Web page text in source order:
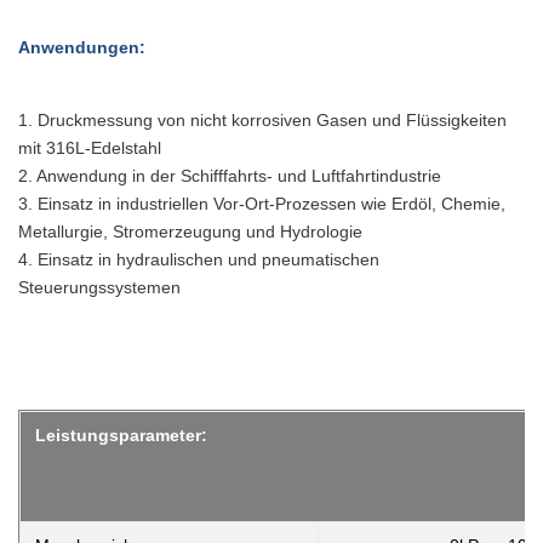
Anwendungen:
1. Druckmessung von nicht korrosiven Gasen und Flüssigkeiten
mit 316L-Edelstahl
2. Anwendung in der Schifffahrts- und Luftfahrtindustrie
3. Einsatz in industriellen Vor-Ort-Prozessen wie Erdöl, Chemie,
Metallurgie, Stromerzeugung und Hydrologie
4. Einsatz in hydraulischen und pneumatischen
Steuerungssystemen
Leistungsparameter: